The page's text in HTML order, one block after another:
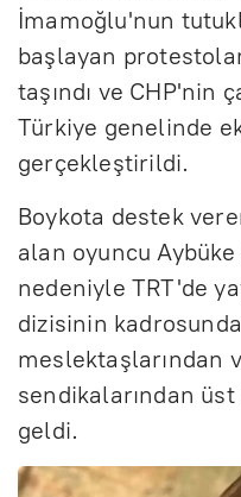
İmamoğlu'nun
başlayan
taşındı ve CHP'nin
Türkiye genelinde
gerçekleştirildi.
Boykota destek
alan oyuncu Aybüke
nedeniyle TRT'de
dizisinin
meslektaşlarından
sendikalarından
geldi.